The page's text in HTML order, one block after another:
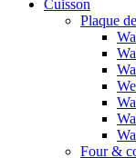
Cuisson
Plaque
Four &